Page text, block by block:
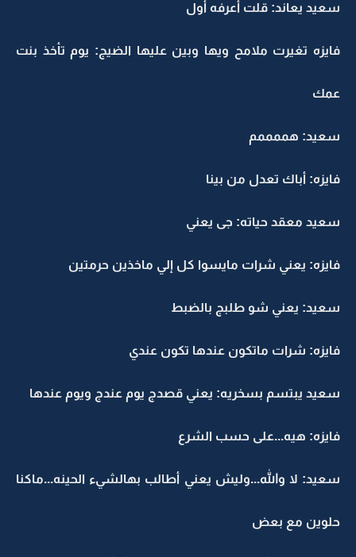
سعيد يعاند: قلت أعرفه أول
فايزه تغيرت ملامح ويها وبين عليها الضيج: يوم تأخذ بنت
عمك
سعيد: هممممم
فايزه: أباك تعدل من بينا
سعيد معقد حياته: جى يعني
فايزه: يعني شرات مايسوا كل إلي ماخذين حرمتين
سعيد: يعني شو طلبج بالضبط
فايزه: شرات ماتكون عندها تكون عندي
سعيد يبتسم بسخريه: يعني قصدج يوم عندج ويوم عندها
فايزه: هيه...على حسب الشرع
سعيد: لا والله...وليش يعني أطالب بهالشيء الحينه...ماكنا
حلوين مع بعض